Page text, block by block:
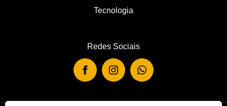
Tecnologia
Redes Sociais